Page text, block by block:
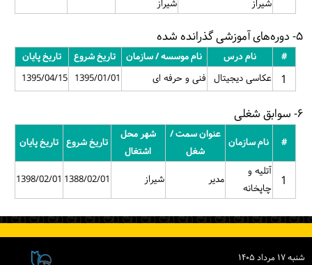
شیراز
شیراز
۵- دوره‌های آموزشی گذرانده شده
# نام درس نام موسسه / سازمان تاریخ شروع تاریخ پایان
1 عکاسی دیجیتال فنی و حرفه ای 1395/01/01
1395/04/15
۶- سوابق شغلی
# نام سازمان
عنوان سمت /
شغل
شهر محل
اشتغال
تاریخ شروع تاریخ پایان
1
آتلیه و
چاپخانه
مدیر شیراز 1388/02/01
1398/02/01
شنبه ۱۷ مرداد ۱۴۰۵